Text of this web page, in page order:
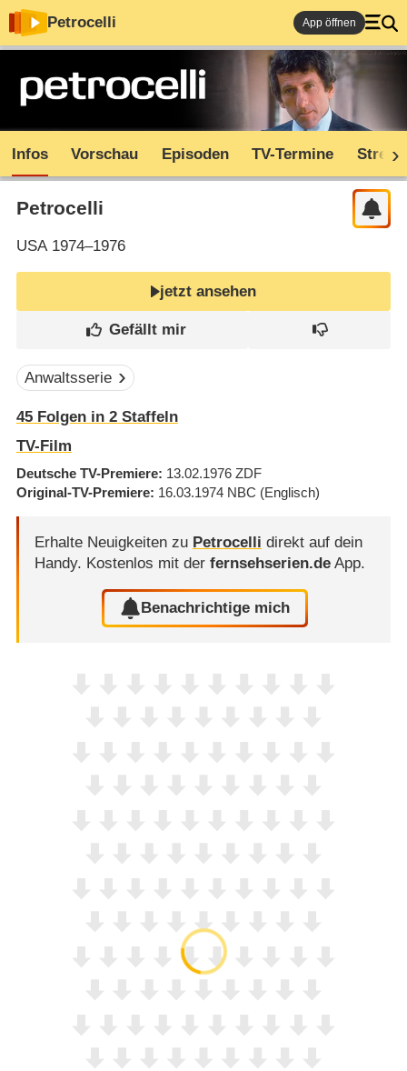
Petrocelli App öffnen
Infos Vorschau Episoden TV-Termine
Petrocelli
USA1974–1976
jetzt ansehen
Anwaltsserie
45Folgen in 2Staffeln
TV-Film
Deutsche TV-Premiere 13.02.1976 ZDF
Original-TV-Premiere 16.03.1974 NBC (Englisch)
Erhalte Neuigkeiten zu Petrocelli direkt auf dein
Handy. Kostenlos mit der fernsehserien.deApp.
Benachrichtige mich